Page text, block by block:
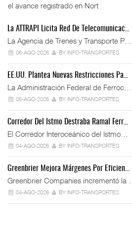
el avance registrado en Nort
La ATTRAPI Licita Red De Telecomunicac…
La Agencia de Trenes y Transporte P…
06-AGO-2026 BY INFO-TRANSPORTES
EE.UU. Plantea Nuevas Restricciones Pa…
La Administración Federal de Ferroc…
05-AGO-2026 BY INFO-TRANSPORTES
Corredor Del Istmo Destraba Ramal Ferr…
El Corredor Interoceánico del Istmo…
04-AGO-2026 BY INFO-TRANSPORTES
Greenbrier Mejora Márgenes Por Eficien…
Greenbrier Companies incrementó la …
04-AGO-2026 BY INFO-TRANSPORTES